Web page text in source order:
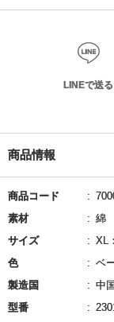
LINEで送る
商品情報
商品コード
素材
綿
サイズ
XL
色
ベ
製造国
中
型番